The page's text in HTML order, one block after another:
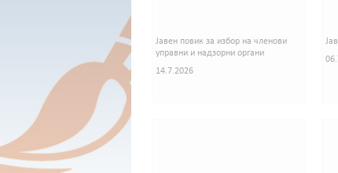
Јавен повик за избор на членови
управни и надзорни органи
14.7.2026